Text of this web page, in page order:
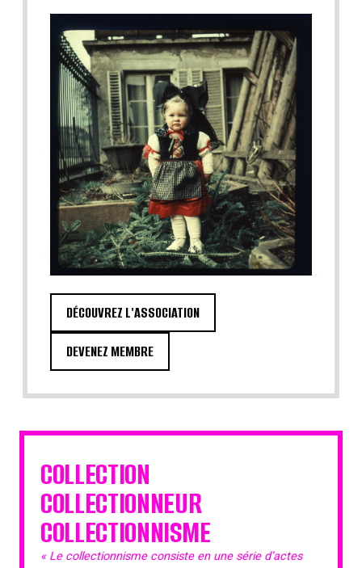
DÉCOUVREZ L'ASSOCIATION
DEVENEZ MEMBRE
COLLECTION
COLLECTIONNEUR
COLLECTIONNISME
« Le collectionnisme consiste en une série d’actes